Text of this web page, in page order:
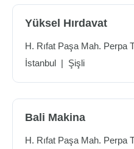
Yüksel Hırdavat
H. Rıfat Paşa Mah. Perpa
İstanbul | Şişli
Bali Makina
H. Rıfat Paşa Mah. Perpa